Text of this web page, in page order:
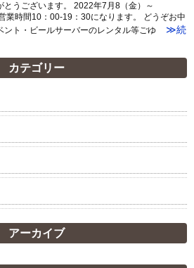
とうございます。 2022年7月8（金）～
業時間10：00-19：30になります。 どうぞお中
ト・ビールサーバーのレンタル等ごゆ
≫続
カテゴリー
アーカイブ